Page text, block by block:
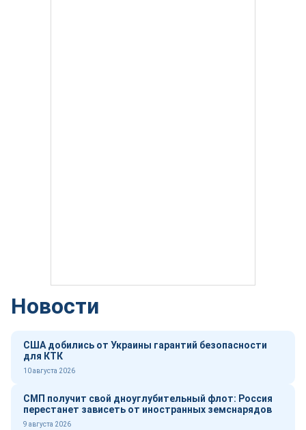
Новости
США добились от Украины гарантий безопасности
для КТК
10 августа 2026
СМП получит свой дноуглубительный флот: Россия
перестанет зависеть от иностранных земснарядов
9 августа 2026